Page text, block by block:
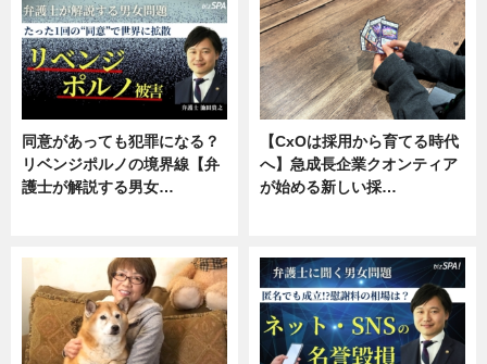
同意があっても犯罪になる？
リベンジポルノの境界線【弁
護士が解説する男女…
【CxOは採用から育てる時代
へ】急成長企業クオンティア
が始める新しい採…